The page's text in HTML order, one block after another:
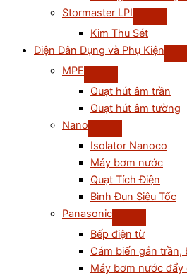
Stormaster LPI
Kim Thu Sét
Điện Dân Dụng và Phụ Kiện
MPE
Quạt hút âm trần
Quạt hút âm tường
Nano
Isolator Nanoco
Máy bơm nước
Quạt Tích Điện
Bình Đun Siêu Tốc
Panasonic
Bếp điện từ
Cám biến gắn trần,
Máy bơm nước đẩy